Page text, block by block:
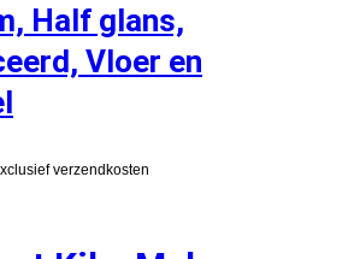
Half glans,
Vloer en
verzendkosten